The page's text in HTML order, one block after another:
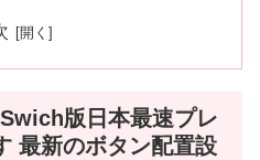
版日本最速プレ
最新のボタン配置設